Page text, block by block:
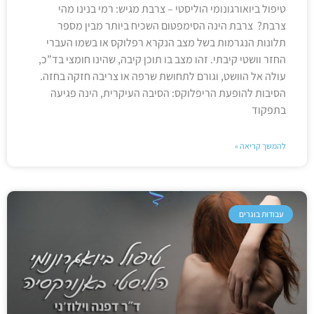
טיפול ביואורגונומי הוליסטי – צרבת מגיש: רמי בנינו מהי
צרבת? צרבת הינה הסימפטום השכיח ביותר מבין מספר
תלונות הנגרמות בשל מצב הנקרא רפלוקס או בשמו העברי
החזר וושטי קיבתי. זהו מצב בו תוכן קיבה, שהינו חומצי בד”כ,
עולה אל הוושט, וגורם לתחושת שרפה או צריבה חזקה בחזה.
הסיבות להופעת הריפלוקס: הסיבה העיקרית, הינה פגיעה
בתפקוד
להמשך קריאה »
עבודות בוגרים